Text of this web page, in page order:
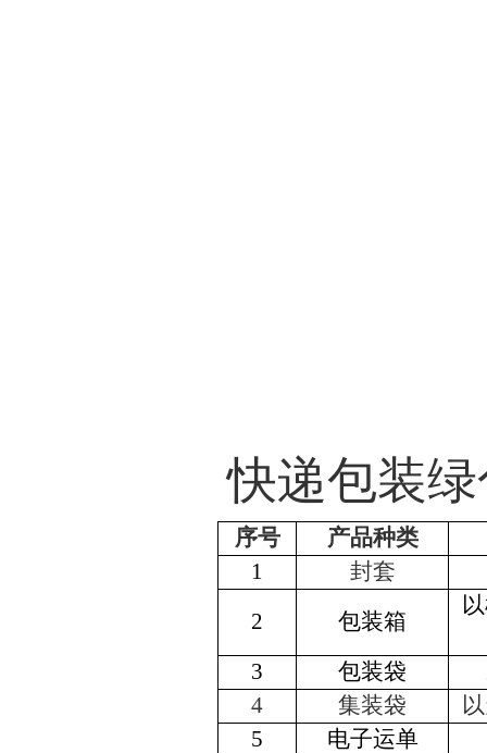
快递包装
序号
产品种类
1
封套
2
包装箱
3 包装袋
4
集装袋
5
电子运单